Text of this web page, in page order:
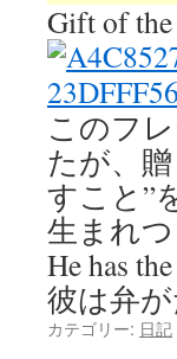
Gift of
このフ
たが、
すこと”
生まれ
He has
彼は弁が
カテゴリー: 日記